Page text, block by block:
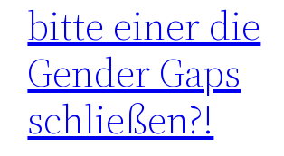
bitte einer die
Gender Gaps
schließen?!